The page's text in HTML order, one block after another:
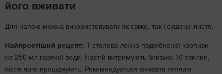
його вживати
Для напою можна використовувати як свіже, так і сушене листя.
Найпростіший рецепт: 1 столова ложка подрібненої кропиви
на 250 мл гарячої води. Настій витримують близько 10 хвилин,
після чого проціджують. Рекомендується вживати теплим.